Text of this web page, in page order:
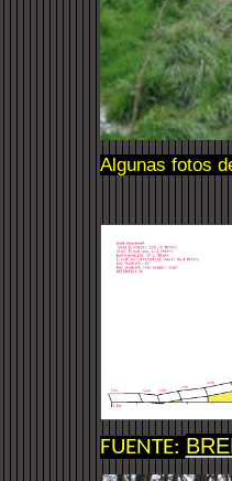
Algunas fotos
FUENTE: